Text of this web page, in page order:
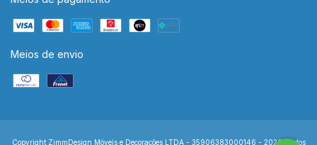
Meios de envio
Copyright ZimmDesign Móveis e Decorações LTDA - 35906383000146 - 2026. Todos